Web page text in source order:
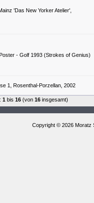
'Das New Yorker Atelier',
- Golf 1993 (Strokes of Genius)
1, Rosenthal-Porzellan, 2002
1 bis 16 (von 16 insgesamt)
Copyright © 2026 Moratz